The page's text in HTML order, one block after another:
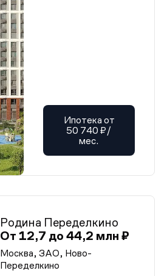
Ипотека от
50 740 ₽/
мес.
Родина Переделкино
От 12,7 до 44,2 млн ₽
Москва, ЗАО, Ново-
Переделкино